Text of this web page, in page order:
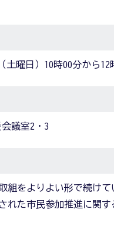
土曜日）10時00分から12
議室2・3
組をよりよい形で続けて
れた市民参加推進に関